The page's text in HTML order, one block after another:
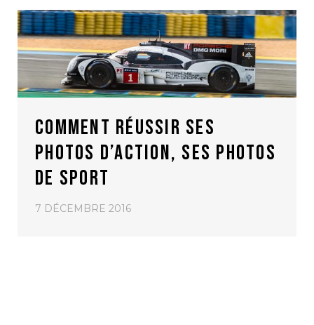
COMMENT RÉUSSIR SES
PHOTOS D’ACTION, SES PHOTOS
DE SPORT
7 DÉCEMBRE 2016